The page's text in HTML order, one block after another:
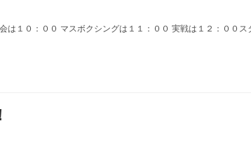
０：００ マスボクシングは１１：００ 実戦は１２：００ス